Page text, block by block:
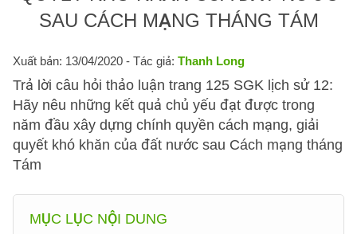
SAU CÁCH MẠNG THÁNG TÁM
Xuất bản: 13/04/2020 - Tác giả: Thanh Long
Trả lời câu hỏi thảo luận trang 125 SGK lịch sử 12:
Hãy nêu những kết quả chủ yếu đạt được trong
năm đầu xây dựng chính quyền cách mạng, giải
quyết khó khăn của đất nước sau Cách mạng tháng
Tám
MỤC LỤC NỘI DUNG